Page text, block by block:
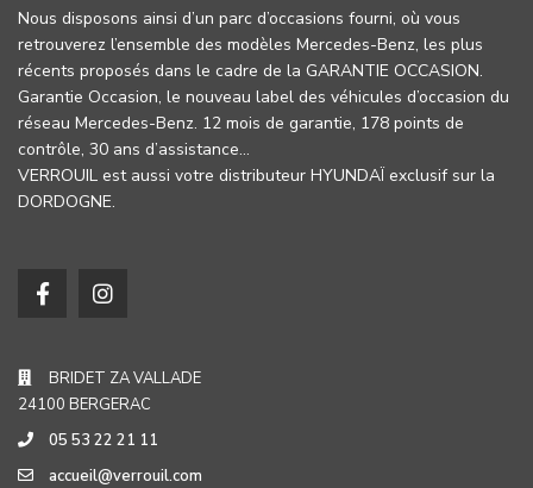
Nous disposons ainsi d’un parc d’occasions fourni, où vous
retrouverez l’ensemble des modèles Mercedes-Benz, les plus
récents proposés dans le cadre de la GARANTIE OCCASION.
Garantie Occasion, le nouveau label des véhicules d’occasion du
réseau Mercedes-Benz. 12 mois de garantie, 178 points de
contrôle, 30 ans d’assistance…
VERROUIL est aussi votre distributeur HYUNDAÏ exclusif sur la
DORDOGNE.
BRIDET ZA VALLADE
24100 BERGERAC
05 53 22 21 11
accueil@verrouil.com